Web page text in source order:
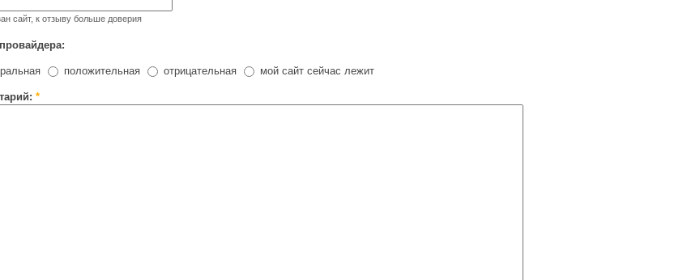
сайт, к отзыву больше доверия
положительная отрицательная мой сайт сейчас лежит
*